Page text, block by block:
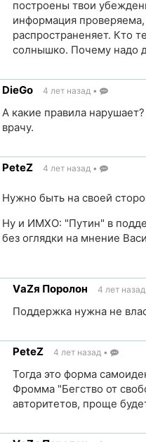
построены твои
информация
распространеняет. Кто
солнышко. Почему надо
DieGo 4 лет назад •
А какие правила
врачу.
PeteZ 4 лет назад •
Нужно быть на своей
Ну и ИМХО: "Путин" в
без оглядки на мнение
VаZя Поролон 4 лет назад
Поддержка нужна не
PeteZ 4 лет назад •
Тогда это форма
Фромма "Бегство от
авторитетов, проще